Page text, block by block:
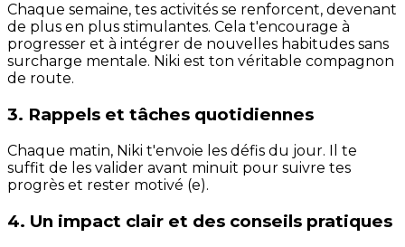
Chaque semaine, tes activités se renforcent, devenant
de plus en plus stimulantes. Cela t'encourage à
progresser et à intégrer de nouvelles habitudes sans
surcharge mentale. Niki est ton véritable compagnon
de route.
3. Rappels et tâches quotidiennes
Chaque matin, Niki t'envoie les défis du jour. Il te
suffit de les valider avant minuit pour suivre tes
progrès et rester motivé (e).
4. Un impact clair et des conseils pratiques